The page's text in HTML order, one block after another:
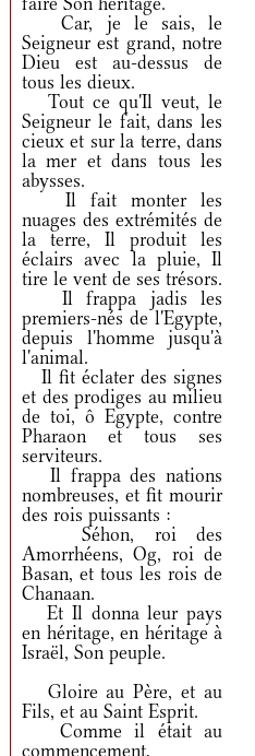
Car, je le sais, le
Seigneur est grand, notre
Dieu est au-dessus de
tous les dieux.
Tout ce qu'Il veut, le
Seigneur le fait, dans les
cieux et sur la terre, dans
la mer et dans tous les
abysses.
Il fait monter les
nuages des extrémités de
la terre, Il produit les
éclairs avec la pluie, Il
tire le vent de ses trésors.
Il frappa jadis les
premiers-nés de l'Egypte,
depuis l'homme jusqu'à
l'animal.
Il fit éclater des signes
et des prodiges au milieu
de toi, ô Egypte, contre
Pharaon et tous ses
serviteurs.
Il frappa des nations
nombreuses, et fit mourir
des rois puissants :
Séhon, roi des
Amorrhéens, Og, roi de
Basan, et tous les rois de
Chanaan.
Et Il donna leur pays
en héritage, en héritage à
Israël, Son peuple.
Gloire au Père, et au
Fils, et au Saint Esprit.
Comme il était au
commencement,